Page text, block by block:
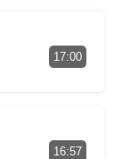
17:00
16:57